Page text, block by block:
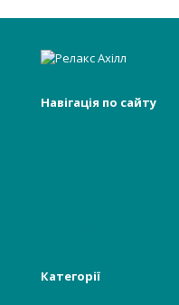
Навігація по сайту
Категорії